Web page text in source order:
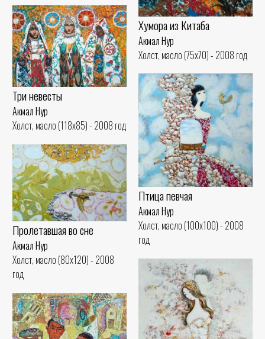
Хумора из Китаба
Акмал Нур
Холст, масло (75x70) - 2008 год
Три невесты
Акмал Нур
Холст, масло (118x85) - 2008 год
Птица певчая
Акмал Нур
Холст, масло (100x100) - 2008
год
Пролетавшая во сне
Акмал Нур
Холст, масло (80x120) - 2008
год